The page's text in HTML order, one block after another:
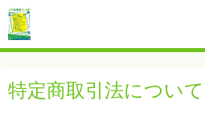
特定商取引法につい